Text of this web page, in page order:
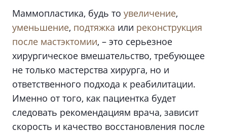
Маммопластика, будь то увеличение,
уменьшение, подтяжка или реконструкция
после мастэктомии, – это серьезное
хирургическое вмешательство, требующее
не только мастерства хирурга, но и
ответственного подхода к реабилитации.
Именно от того, как пациентка будет
следовать рекомендациям врача, зависит
скорость и качество восстановления после